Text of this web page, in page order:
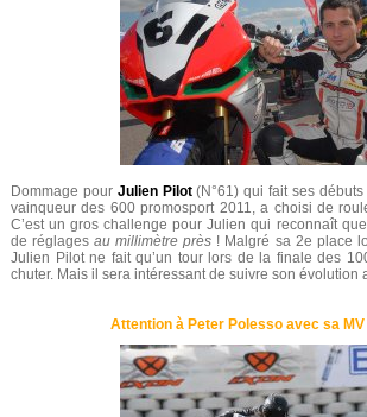
Dommage pour Julien Pilot(N°61) qui fait ses
vainqueur des 600 promosport 2011, a choisi de
C’est un gros challenge pour Julien qui reconnaît
de réglagesau millimètre près ! Malgré sa 2e place
Julien Pilot ne fait qu’un tour lors de la finale des
chuter. Mais il sera intéressant de suivre son évolution
Attention à Peter Polesso avec sa